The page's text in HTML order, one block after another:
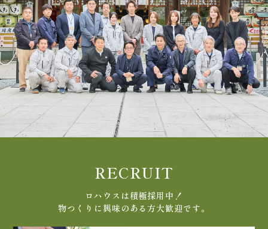
RECRUIT
ロハウスは積極採用中！
物つくりに興味のある方大歓迎です。